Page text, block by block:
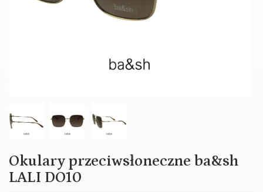
Okulary przeciwsłoneczne ba&sh
LALI DO10